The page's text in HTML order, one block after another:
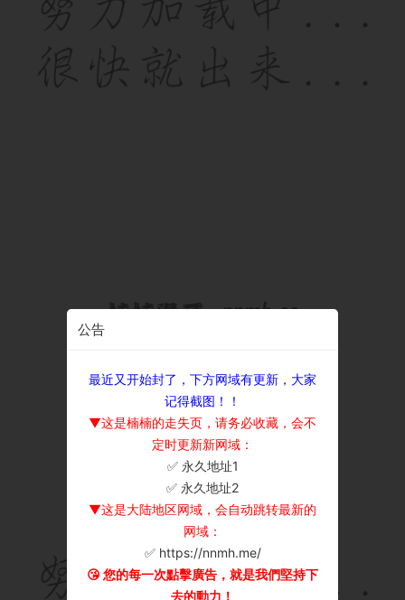
公告
最近又开始封了，下方网域有更新，大家
记得截图！！
▼这是楠楠的走失页，请务必收藏，会不
定时更新新网域：
✅ 永久地址1
✅ 永久地址2
▼这是大陆地区网域，会自动跳转最新的
网域：
✅ https://nnmh.me/
😘 您的每一次點擊廣告，就是我們堅持下
去的動力！